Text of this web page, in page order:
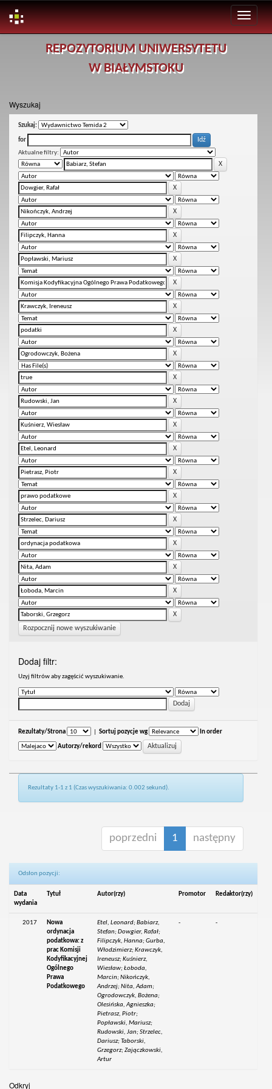
REPOZYTORIUM UNIWERSYTETU
W BIAŁYMSTOKU
Wyszukaj
Szukaj:
for
Aktualne filtry:
Rozpocznij nowe wyszukiwanie
Dodaj filtr:
Uzyj filtrów aby zagęścić wyszukiwanie.
Rezultaty/Strona Sortuj pozycje wg In order
Autorzy/rekord
Rezultaty 1-1 z 1 (Czas wyszukiwania: 0.002 sekund).
poprzedni 1 następny
Odsłon pozycji:
Data
wydania
Tytuł Autor(rzy) Promotor Redaktor(rzy)
2017
Nowa
ordynacja
podatkowa: z
prac Komisji
Kodyfikacyjnej
Ogólnego
Prawa
Podatkowego
Etel, Leonard; Babiarz,
Stefan; Dowgier, Rafał;
Filipczyk, Hanna; Gurba,
Włodzimierz; Krawczyk,
Ireneusz; Kuśnierz,
Wiesław; Łoboda,
Marcin; Nikończyk,
Andrzej; Nita, Adam;
Ogrodowczyk, Bożena;
Olesińska, Agnieszka;
Pietrasz, Piotr;
Popławski, Mariusz;
Rudowski, Jan; Strzelec,
Dariusz; Taborski,
Grzegorz; Zajączkowski,
Artur
- -
Odkryj